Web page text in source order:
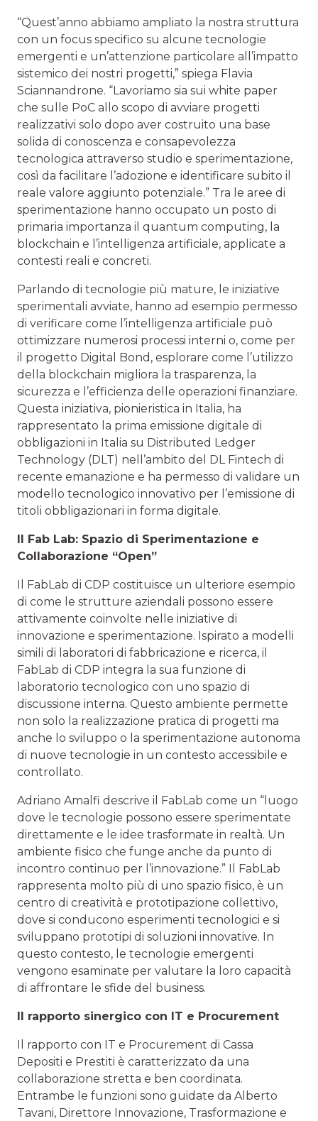
“Quest’anno abbiamo ampliato la nostra struttura
con un focus specifico su alcune tecnologie
emergenti e un’attenzione particolare all’impatto
sistemico dei nostri progetti,” spiega Flavia
Sciannandrone. “Lavoriamo sia sui white paper
che sulle PoC allo scopo di avviare progetti
realizzativi solo dopo aver costruito una base
solida di conoscenza e consapevolezza
tecnologica attraverso studio e sperimentazione,
così da facilitare l’adozione e identificare subito il
reale valore aggiunto potenziale.” Tra le aree di
sperimentazione hanno occupato un posto di
primaria importanza il quantum computing, la
blockchain e l’intelligenza artificiale, applicate a
contesti reali e concreti.
Parlando di tecnologie più mature, le iniziative
sperimentali avviate, hanno ad esempio permesso
di verificare come l’intelligenza artificiale può
ottimizzare numerosi processi interni o, come per
il progetto Digital Bond, esplorare come l’utilizzo
della blockchain migliora la trasparenza, la
sicurezza e l’efficienza delle operazioni finanziare.
Questa iniziativa, pionieristica in Italia, ha
rappresentato la prima emissione digitale di
obbligazioni in Italia su Distributed Ledger
Technology (DLT) nell’ambito del DL Fintech di
recente emanazione e ha permesso di validare un
modello tecnologico innovativo per l’emissione di
titoli obbligazionari in forma digitale.
Il Fab Lab: Spazio di Sperimentazione e
Collaborazione “Open”
Il FabLab di CDP costituisce un ulteriore esempio
di come le strutture aziendali possono essere
attivamente coinvolte nelle iniziative di
innovazione e sperimentazione. Ispirato a modelli
simili di laboratori di fabbricazione e ricerca, il
FabLab di CDP integra la sua funzione di
laboratorio tecnologico con uno spazio di
discussione interna. Questo ambiente permette
non solo la realizzazione pratica di progetti ma
anche lo sviluppo o la sperimentazione autonoma
di nuove tecnologie in un contesto accessibile e
controllato.
Adriano Amalfi descrive il FabLab come un “luogo
dove le tecnologie possono essere sperimentate
direttamente e le idee trasformate in realtà. Un
ambiente fisico che funge anche da punto di
incontro continuo per l’innovazione.” Il FabLab
rappresenta molto più di uno spazio fisico, è un
centro di creatività e prototipazione collettivo,
dove si conducono esperimenti tecnologici e si
sviluppano prototipi di soluzioni innovative. In
questo contesto, le tecnologie emergenti
vengono esaminate per valutare la loro capacità
di affrontare le sfide del business.
Il rapporto sinergico con IT e Procurement
Il rapporto con IT e Procurement di Cassa
Depositi e Prestiti è caratterizzato da una
collaborazione stretta e ben coordinata.
Entrambe le funzioni sono guidate da Alberto
Tavani, Direttore Innovazione, Trasformazione e